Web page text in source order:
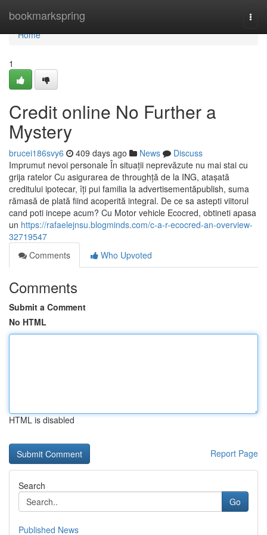
bookmarkspring
Home
Home
1
Credit online No Further a
Mystery
brucei186svy6 409 days ago News
Discuss
Imprumut nevoi personale În situații neprevăzute nu mai stai cu
grija ratelor Cu asigurarea de throughță de la ING, atașată
creditului ipotecar, îți pui familia la advertisementăpublish, suma
rămasă de plată fiind acoperită integral. De ce sa astepti viitorul
cand poti incepe acum? Cu Motor vehicle Ecocred, obtineti apasa
un https://rafaelejnsu.blogminds.com/c-a-r-ecocred-an-overview-
32719547
Comments
Who Upvoted
Comments
Submit a Comment
No HTML
HTML is disabled
Report Page
Search
Go
Published News